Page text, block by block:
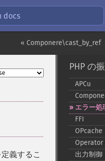
docs
« Componere\cast_by_ref
義するこ
PHP の
APCu
エラー処
FFI
OPcache
Operator
出力制御